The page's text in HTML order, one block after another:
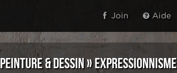
Join Aide
PEINTURE & DESSIN»EXPRESSIONNISME